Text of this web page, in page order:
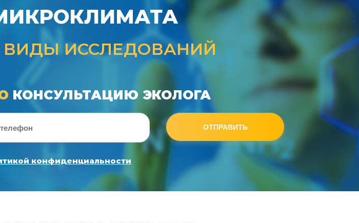
ВИДЫ ИССЛЕДОВАНИЙ
КОНСУЛЬТАЦИЮ ЭКОЛОГА
ОТПРАВИТЬ
конфиденциальности